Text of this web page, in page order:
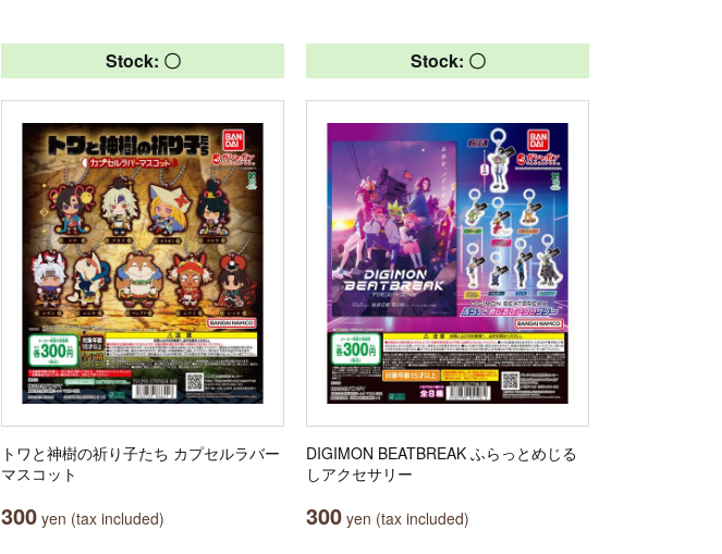
Stock: 〇
トワと神樹の祈り子たち カプセルラバー
マスコット
300 yen (tax included)
Stock: 〇
DIGIMON BEATBREAK ふらっとめじる
しアクセサリー
300 yen (tax included)